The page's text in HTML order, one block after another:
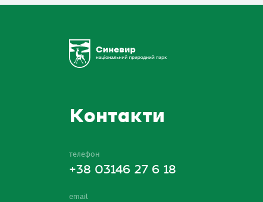
Контакти
телефон
+38 03146 27 6 18
email